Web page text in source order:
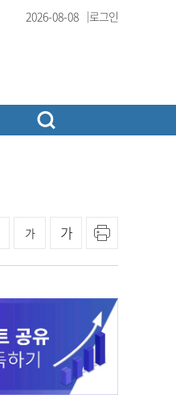
2026-08-08 로그인
가 가